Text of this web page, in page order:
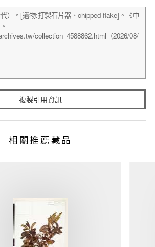
複製引用資訊
相關推薦藏品